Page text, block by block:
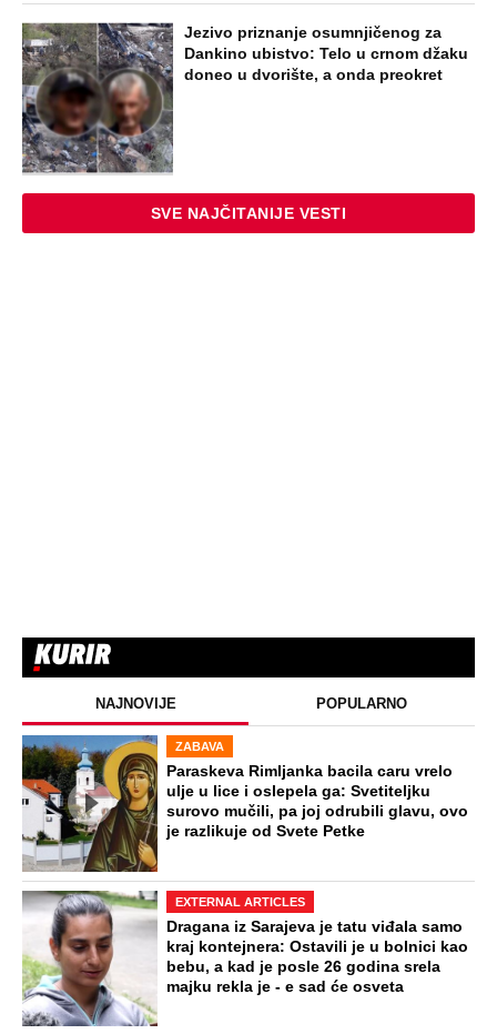
Jezivo priznanje osumnjičenog za
Dankino ubistvo: Telo u crnom džaku
doneo u dvorište, a onda preokret
SVE NAJČITANIJE VESTI
NAJNOVIJE POPULARNO
ZABAVA
Paraskeva Rimljanka bacila caru vrelo
ulje u lice i oslepela ga: Svetiteljku
surovo mučili, pa joj odrubili glavu, ovo
je razlikuje od Svete Petke
EXTERNAL ARTICLES
Dragana iz Sarajeva je tatu viđala samo
kraj kontejnera: Ostavili je u bolnici kao
bebu, a kad je posle 26 godina srela
majku rekla je - e sad će osveta